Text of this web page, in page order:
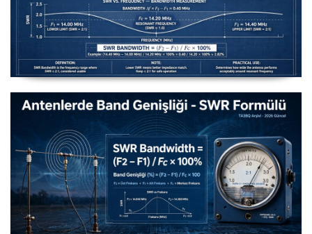
Uzuntel’den Yagi’ye [Longwire’den Yagi-Uda’ya Anten